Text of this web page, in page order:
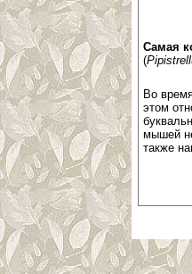
Самая
(
Во
этом
мышей
также